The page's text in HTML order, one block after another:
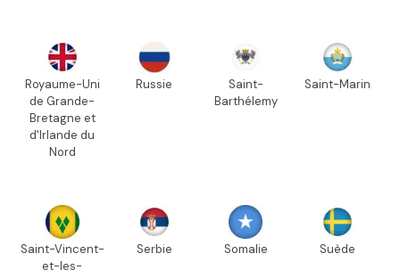
Royaume-Uni
de Grande-
Bretagne et
d'Irlande du
Nord
Russie
Saint-
Barthélemy
Saint-Marin
Saint-Vincent-
et-les-
Serbie Somalie Suède